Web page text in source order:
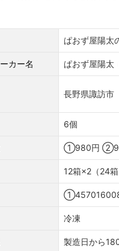
ぱおず屋陽
カー名 ぱおず屋陽太
長野県諏訪市
6個
①980円
12箱×2（24
冷凍
製造日から